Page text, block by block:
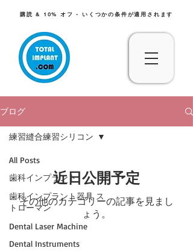
購読 & 10% オフ - いくつかの条件が適用されます
ブログ
All Posts
歯科インプラント
歯科インプラント器具 ス
トローマン
Dental Laser Machine
Dental Instruments
練習縫合練習シリコン
近日公開予定
その他のカテゴリーの記事を見まし
ょう。